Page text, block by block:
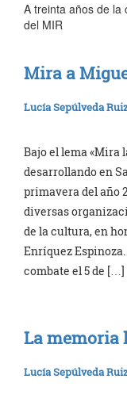
A treinta años de la
del MIR
Mira a
Lucía Sepúlveda
Bajo el lema «Mira
desarrollando en
primavera del año
diversas
de la cultura, en
Enríquez
combate el 5 de […]
La memoria
Lucía Sepúlveda